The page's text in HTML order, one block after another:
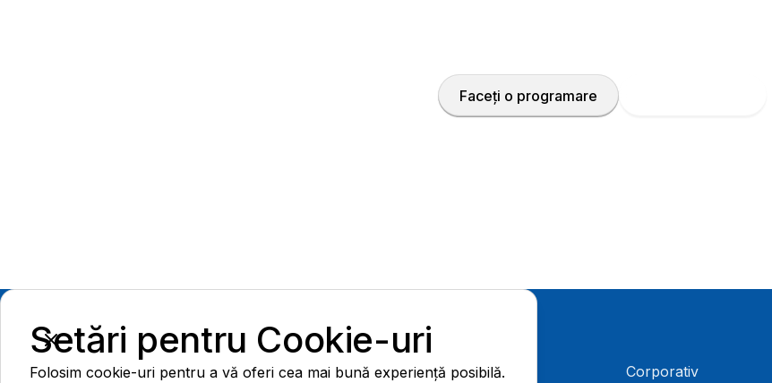
Faceți o programare
Setări pentru Cookie-uri
Folosim cookie-uri pentru a vă oferi cea mai bună experiență posibilă.
Corporativ